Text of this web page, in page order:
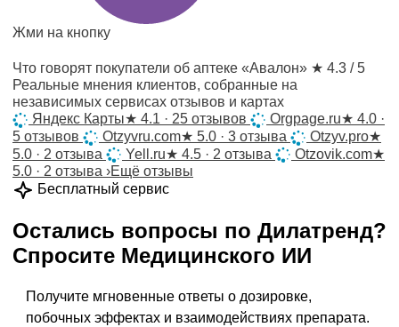
Жми на кнопку
Что говорят покупатели об аптеке «Авалон» ★ 4.3 / 5
Реальные мнения клиентов, собранные на
независимых сервисах отзывов и картах
Яндекс Карты★ 4.1 · 25 отзывов Orgpage.ru★ 4.0 ·
5 отзывов
Otzyvru.com★ 5.0 · 3 отзыва Otzyv.pro★
5.0 · 2 отзыва
Yell.ru★ 4.5 · 2 отзыва Otzovik.com★
5.0 · 2 отзыва ›Ещё отзывы
Бесплатный сервис
Остались вопросы по Дилатренд?
Спросите Медицинского ИИ
Получите мгновенные ответы о дозировке,
побочных эффектах и взаимодействиях препарата.